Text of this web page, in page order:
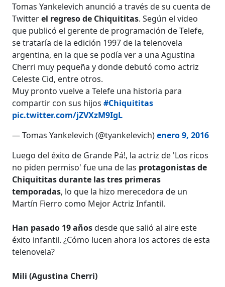
Tomas Yankelevich anunció a través de su cuenta de
Twitterel regreso de Chiquititas. Según el video
que publicó el gerente de programación de Telefe,
se trataría de la edición 1997 de la telenovela
argentina, en la que se podía ver a una Agustina
Cherri muy pequeña y donde debutó como actriz
Celeste Cid, entre otros.
Muy pronto vuelve a Telefe una historia para
compartir con sus hijos#Chiquititas
pic.twitter.com/jZVXzM9IgL
— Tomas Yankelevich (@tyankelevich)enero 9, 2016
Luego del éxito de Grande Pá!, la actriz de 'Los ricos
no piden permiso' fue una de las protagonistas de
Chiquititas durante las tres primeras
temporadas, lo que la hizo merecedora de un
Martín Fierro como Mejor Actriz Infantil.
Han pasado 19 añosdesde que salió al aire este
éxito infantil. ¿Cómo lucen ahora los actores de esta
telenovela?
Mili (Agustina Cherri)